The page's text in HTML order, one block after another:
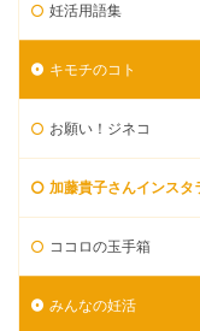
妊活用語集
キモチのコト
お願い！ジネコ
加藤貴子さんインスタ
ココロの玉手箱
みんなの妊活